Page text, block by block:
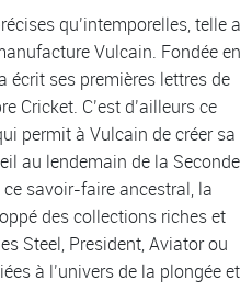
qu’intemporelles, telle a
Vulcain. Fondée en
écrit ses premières lettres de
Cricket. C’est d’ailleurs ce
permit à Vulcain de créer sa
au lendemain de la Seconde
savoir-faire ancestral, la
des collections riches et
Steel, President, Aviator ou
à l’univers de la plongée et